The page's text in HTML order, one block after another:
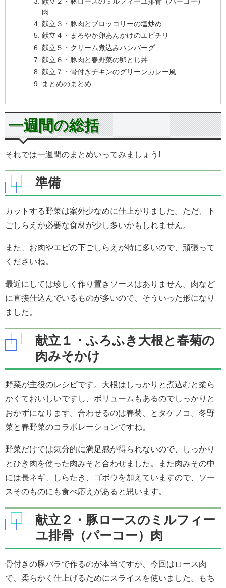
肉
献立３・豚肉とブロッコリーの塩炒め
献立４・まろやか卵あんかけのエビチリ
献立５・クリーム煮込みハンバーグ
献立６・豚肉と春野菜の卵とじ丼
献立７・骨付きチキンのグリーンカレー風
まとめのまとめ
一週間の総括
それでは一週間のまとめいってみましょう!
準備
カットする野菜は案外少なめに仕上がりました。ただ、下
ごしらえが必要な食材が少し多いかもしれません。
また、お肉やエビの下ごしらえが特に多いので、頑張って
くださいね。
最近にしては珍しく作り置きソースはありません。肉など
に直接仕込んでいるものが多いので、そういった形になり
ました。
献立１・ふろふき大根と春菊の
肉みそかけ
野菜が主役のレシピです。大根はしっかりと煮込むと柔ら
かくておいしいですし、ボリュームもあるのでしっかりと
おかずになります。合わせるのは春菊、とタケノコ。冬野
菜と春野菜のコラボレーションですね。
野菜だけでは気分的に満足感が得られないので、しっかり
とひき肉を使った肉みそと合わせました。また肉みその中
には長ネギ、しらたき、ゴボウを加えていますので、ソー
スそのものにも食べ応えがあると思います。
献立２・豚ロースのミルフィー
ユ排骨（パーコー）肉
骨付きの豚バラで作るのが本当ですが、今回はロース肉
で、柔らかく仕上げるためにスライスを使いました。もち